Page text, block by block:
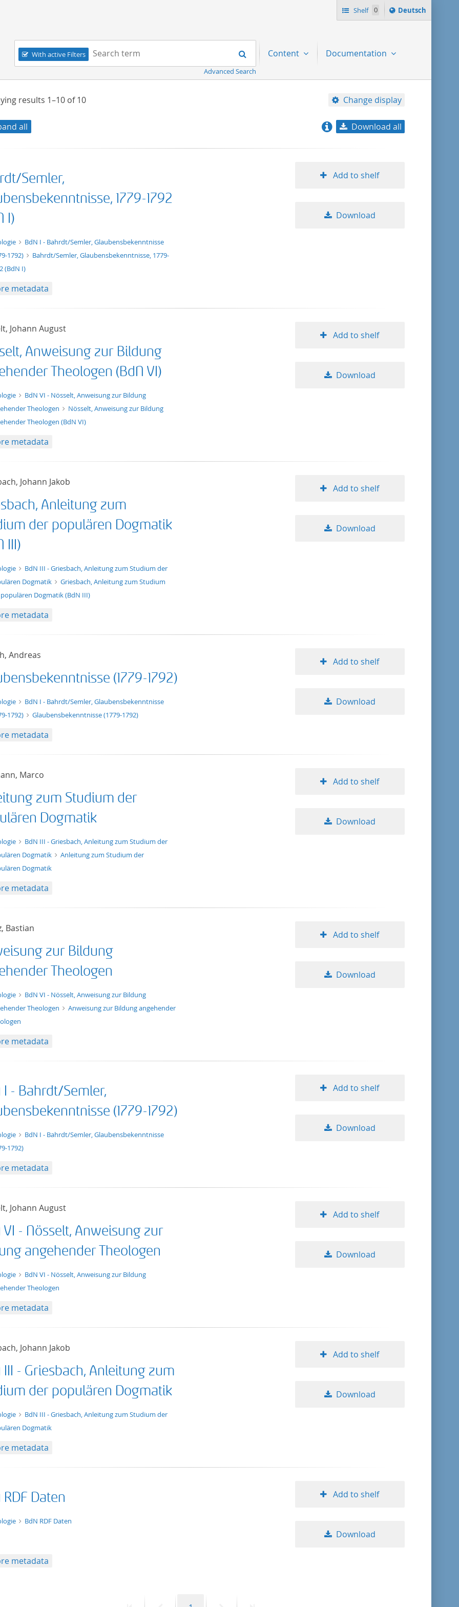
Shelf 0
Sprache
ï¿½ndern
Deutsch
Navigation
With active Filters
Search term:
Search
Advanced Search
Content Documentation
results 1–10of10 Change display
title ascending
20
all Download all
Semler,
1779-1792
I)
xml BdN I - Bahrdt/Semler, Glaubensbekenntnisse
1792)
Bahrdt/Semler, Glaubensbekenntnisse, 1779-
(BdN I)
Add to shelf
Download
metadata
Johann August
Anweisung zur Bildung
Theologen (BdN VI)
xml BdN VI - Nösselt, Anweisung zur Bildung
Theologen
Nösselt, Anweisung zur Bildung
Theologen (BdN VI)
Add to shelf
Download
metadata
Johann Jakob
Anleitung zum
der populären Dogmatik
III)
xml BdN III - Griesbach, Anleitung zum Studium der
Dogmatik
Griesbach, Anleitung zum Studium
Dogmatik (BdN III)
Add to shelf
Download
metadata
Andreas
(1779-1792)
tg.work+xml
BdN I - Bahrdt/Semler, Glaubensbekenntnisse
1792)
Glaubensbekenntnisse (1779-1792)
Add to shelf
Download
metadata
Marco
zum Studium der
Dogmatik
tg.work+xml
BdN III - Griesbach, Anleitung zum Studium der
Dogmatik
Anleitung zum Studium der
Dogmatik
Add to shelf
Download
metadata
Bastian
zur Bildung
Theologen
tg.work+xml
BdN VI - Nösselt, Anweisung zur Bildung
Theologen
Anweisung zur Bildung angehender
Add to shelf
Download
metadata
I - Bahrdt/Semler,
(1779-1792)
tg.edition+tg.aggregation+xml
BdN I - Bahrdt/Semler, Glaubensbekenntnisse
1792)
Add to shelf
Download
metadata
Johann August
VI - Nösselt, Anweisung zur
angehender Theologen
tg.edition+tg.aggregation+xml
BdN VI - Nösselt, Anweisung zur Bildung
Theologen
Add to shelf
Download
metadata
Johann Jakob
III - Griesbach, Anleitung zum
der populären Dogmatik
tg.edition+tg.aggregation+xml
BdN III - Griesbach, Anleitung zum Studium der
Dogmatik
Add to shelf
Download
metadata
RDF Daten
tg.collection+tg.aggregation+xml
BdN RDF Daten
Add to shelf
Download
metadata